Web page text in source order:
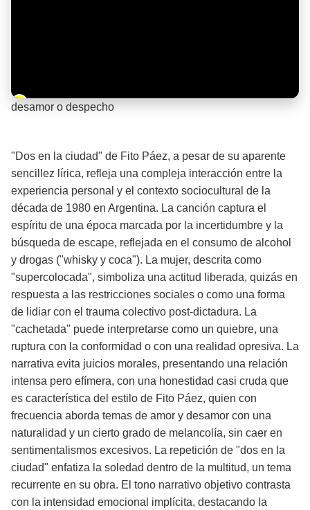
Barra de progreso de la reproducción
desamor o despecho
"Dos en la ciudad" de Fito Páez, a pesar de su aparente
sencillez lírica, refleja una compleja interacción entre la
experiencia personal y el contexto sociocultural de la
década de 1980 en Argentina. La canción captura el
espíritu de una época marcada por la incertidumbre y la
búsqueda de escape, reflejada en el consumo de alcohol
y drogas ("whisky y coca"). La mujer, descrita como
"supercolocada", simboliza una actitud liberada, quizás en
respuesta a las restricciones sociales o como una forma
de lidiar con el trauma colectivo post-dictadura. La
"cachetada" puede interpretarse como un quiebre, una
ruptura con la conformidad o con una realidad opresiva. La
narrativa evita juicios morales, presentando una relación
intensa pero efímera, con una honestidad casi cruda que
es característica del estilo de Fito Páez, quien con
frecuencia aborda temas de amor y desamor con una
naturalidad y un cierto grado de melancolía, sin caer en
sentimentalismos excesivos. La repetición de "dos en la
ciudad" enfatiza la soledad dentro de la multitud, un tema
recurrente en su obra. El tono narrativo objetivo contrasta
con la intensidad emocional implícita, destacando la